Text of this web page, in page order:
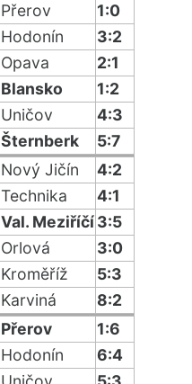
Přerov
1:0
Hodonín
3:2
Opava
2:1
Blansko
1:2
Uničov
4:3
Šternberk
5:7
Nový Jičín
4:2
Technika
4:1
Val. Meziříčí3:5
Orlová
3:0
Kroměříž
5:3
Karviná
8:2
Přerov
1:6
Hodonín
6:4